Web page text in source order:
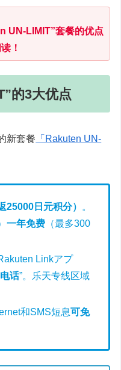
UN-LIMIT”套餐的优点
！
的3大优点
新套餐 「Rakuten UN-
25000日元积分） 。
一年免费 （最多300
Linkアプ
话”。乐天专线区域
和SMS短息可免